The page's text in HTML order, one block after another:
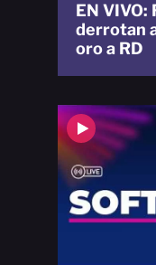
EN VIVO:
derrotan
oro a RD